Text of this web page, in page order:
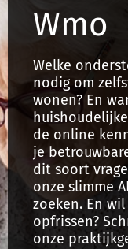
Vakgebieden
Producten
Opleidingen
Juridisch advies
Inloggen op de
Wmo
Welke
nodig om
wonen? En
de online
je
dit soort
onze slimme
zoeken. En
opfrissen?
onze